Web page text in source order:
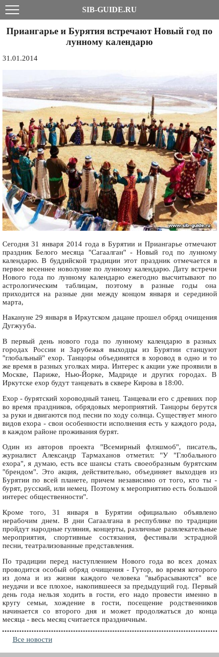
SIB-GUIDE.RU
Приангарье и Бурятия встречают Новый год по
лунному календарю
31.01.2014
Сегодня 31 января 2014 года в Бурятии и Приангарье отмечают
праздник Белого месяца "Сагаалган" - Новый год по лунному
календарю. В буддийской традиции этот праздник отмечается в
первое весеннее новолуние по лунному календарю. Дату встречи
Нового года по лунному календарю ежегодно высчитывают по
астрологическим таблицам, поэтому в разные годы она
приходится на разные дни между концом января и серединой
марта,
Накануне 29 января в Иркутском дацане прошел обряд очищения
Дугжууба.
В первый день нового года по лунному календарю в разных
городах России и Зарубежья выходцы из Бурятии станцуют
"глобальный" ехор. Танцоры объединятся в хоровод в одно и то
же время в разных уголках мира. Интерес к акции уже проявили в
Москве, Париже, Нью-Йорке, Мадриде и других городах. В
Иркутске ехор будут танцевать в сквере Кирова в 18:00.
Ехор - бурятский хороводный танец. Танцевали его с древних пор
во время праздников, обрядовых мероприятий. Танцоры берутся
за руки и двигаются под песни по ходу солнца. Существует много
видов ехора - свои особенности исполнения есть у каждого рода,
в каждом районе проживания бурят.
Один из авторов проекта "Всемирный флэшмоб", писатель,
журналист Александр Тармаханов отметил: "У "Глобального
ехора", я думаю, есть все шансы стать своеобразным бурятским
"брендом". Это акция, действительно, объединяет выходцев из
Бурятии по всей планете, причем независимо от того, кто ты -
бурят, русский, или немец. Поэтому к мероприятию есть большой
интерес общественности".
Кроме того, 31 января в Бурятии официально объявлено
нерабочим днем. В дни Сагаалгана в республике по традиции
пройдут народные гуляния, концерты, различные развлекательные
мероприятия, спортивные состязания, фестивали эстрадной
песни, театрализованные представления.
По традиции перед наступлением Нового года во всех домах
проводится особый обряд очищения - Гутор, во время которого
из дома и из жизни каждого человека "выбрасываются" все
неудачи и все плохое, накопившееся за предыдущий год. Первый
день года нельзя ходить в гости, его надо провести именно в
кругу семьи, хождение в гости, посещение родственников
начинается со второго дня и может продолжаться до конца
месяца - весь месяц считается праздничным.
Все новости